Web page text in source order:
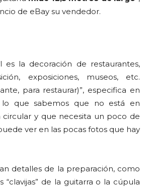
de eBay su vendedor.
es la decoración de restaurantes,
exposiciones, museos, etc.
para restaurar)”, especifica en
que sabemos que no está en
circular y que necesita un poco de
ver en las pocas fotos que hay
detalles de la preparación, como
“clavijas” de la guitarra o la cúpula